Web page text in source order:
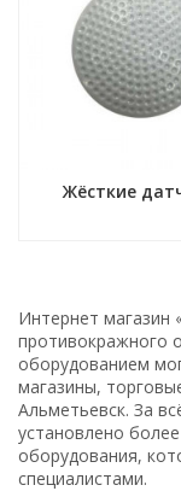
Жёсткие
Интернет магазин
противокражного
оборудованием
магазины,
Альметьевск. За
установлено
оборудования,
специалистами.